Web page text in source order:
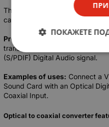
The equipment you connect to
capable of decoding these
Product Information:
Optical
transforms a Toslink Optical
(S/PDIF) Digital Audio signal.
Examples of uses: Connect a
Sound Card with an Optical
Coaxial Input.
Optical to coaxial converter
ПОКАЖЕТЕ